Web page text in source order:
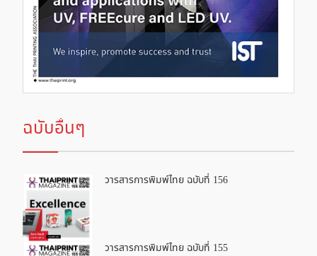
ฉบับอื่นๆ
วารสารการพิมพ์ไทย ฉบับที่ 156
วารสารการพิมพ์ไทย ฉบับที่ 155